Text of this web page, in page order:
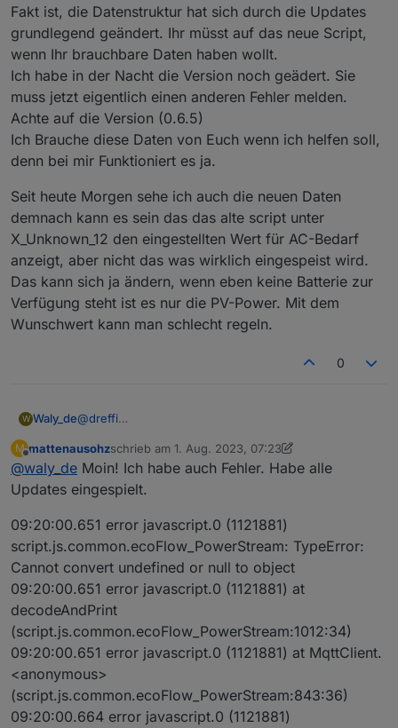
Der Wert ToHome_Power scheint der Wert zu sein, der
in der App als eingespeiste Leistung angezeigt wird.
Also das was in der Ansicht aus dem Powerstream
"rausgeht" bzw. vielleicht in die "anderen Verbraucher"
rein.
Problem: viele Werte werden derzeit mit dem alten Script
zeitweise gar nicht oder nur sehr selten aktualisiert.
Betroffen sind z.B. PV1_Power, PV2_Power und leider
auch Batt_Poz.
Die Werte der Delta 2 werden sauber aktualisiert.
verschluckt sich dann die Logik, da mit alten
Einspeisesollwerten gerechnet wird.
Ich habe derzeit auch im alten Script (0.5.2)
ToHome_Power durch X_Unknown_12 ersetzt und es
regelt jetzt sauber.
X_Unknown_12 entspricht definitiv dem Wert, der in der
App am Schieberegler für den Leistungsbedarf am AC
Ausgang (Grundlast) eingestellt wird.
Nachtrag: für battPozOn/Off greife ich erstmal direkt auf
den Wert SOC der Delta 2 zu.
Fakt ist, die Datenstruktur hat sich durch die Updates
grundlegend geändert. Ihr müsst auf das neue Script,
wenn Ihr brauchbare Daten haben wollt.
Ich habe in der Nacht die Version noch geädert. Sie
muss jetzt eigentlich einen anderen Fehler melden.
Achte auf die Version (0.6.5)
Ich Brauche diese Daten von Euch wenn ich helfen soll,
denn bei mir Funktioniert es ja.
Seit heute Morgen sehe ich auch die neuen Daten
demnach kann es sein das das alte script unter
X_Unknown_12 den eingestellten Wert für AC-Bedarf
anzeigt, aber nicht das was wirklich eingespeist wird.
Das kann sich ja ändern, wenn eben keine Batterie zur
Verfügung steht ist es nur die PV-Power. Mit dem
Wunschwert kann man schlecht regeln.
0
W Waly_de@dreffi
grundlegend geändert. Ihr müsst auf das neue Script,
wenn Ihr brauchbare Daten haben wollt.
Ich habe in der Nacht die Version noch geädert. Sie
muss jetzt eigentlich einen anderen Fehler melden.
Achte auf die Version (0.6.5)
Ich Brauche diese Daten von Euch wenn ich helfen
soll, denn bei mir Funktioniert es ja.
Seit heute Morgen sehe ich auch die neuen Daten
demnach kann es sein das das alte script unter
X_Unknown_12 den eingestellten Wert für AC-Bedarf
anzeigt, aber nicht das was wirklich eingespeist wird.
Das kann sich ja ändern, wenn eben keine Batterie
zur Verfügung steht ist es nur die PV-Power. Mit dem
Wunschwert kann man schlecht regeln.
M
Offline
mattenausohzschrieb am 1. Aug. 2023, 07:23
zuletzt editiert von mattenausohz
@waly_de Moin! Ich habe auch Fehler. Habe alle
Updates eingespielt.
09:20:00.651 error javascript.0 (1121881)
script.js.common.ecoFlow_PowerStream: TypeError:
Cannot convert undefined or null to object
09:20:00.651 error javascript.0 (1121881) at
decodeAndPrint
(script.js.common.ecoFlow_PowerStream:1012:34)
09:20:00.651 error javascript.0 (1121881) at MqttClient.
<anonymous>
(script.js.common.ecoFlow_PowerStream:843:36)
09:20:00.664 error javascript.0 (1121881)